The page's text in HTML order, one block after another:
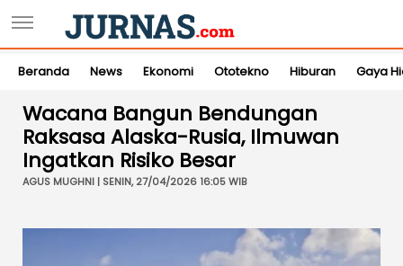
Beranda News Ekonomi Ototekno Hiburan Gaya
Wacana Bangun Bendungan
Raksasa Alaska-Rusia, Ilmuwan
Ingatkan Risiko Besar
AGUS MUGHNI | SENIN, 27/04/2026 16:05 WIB